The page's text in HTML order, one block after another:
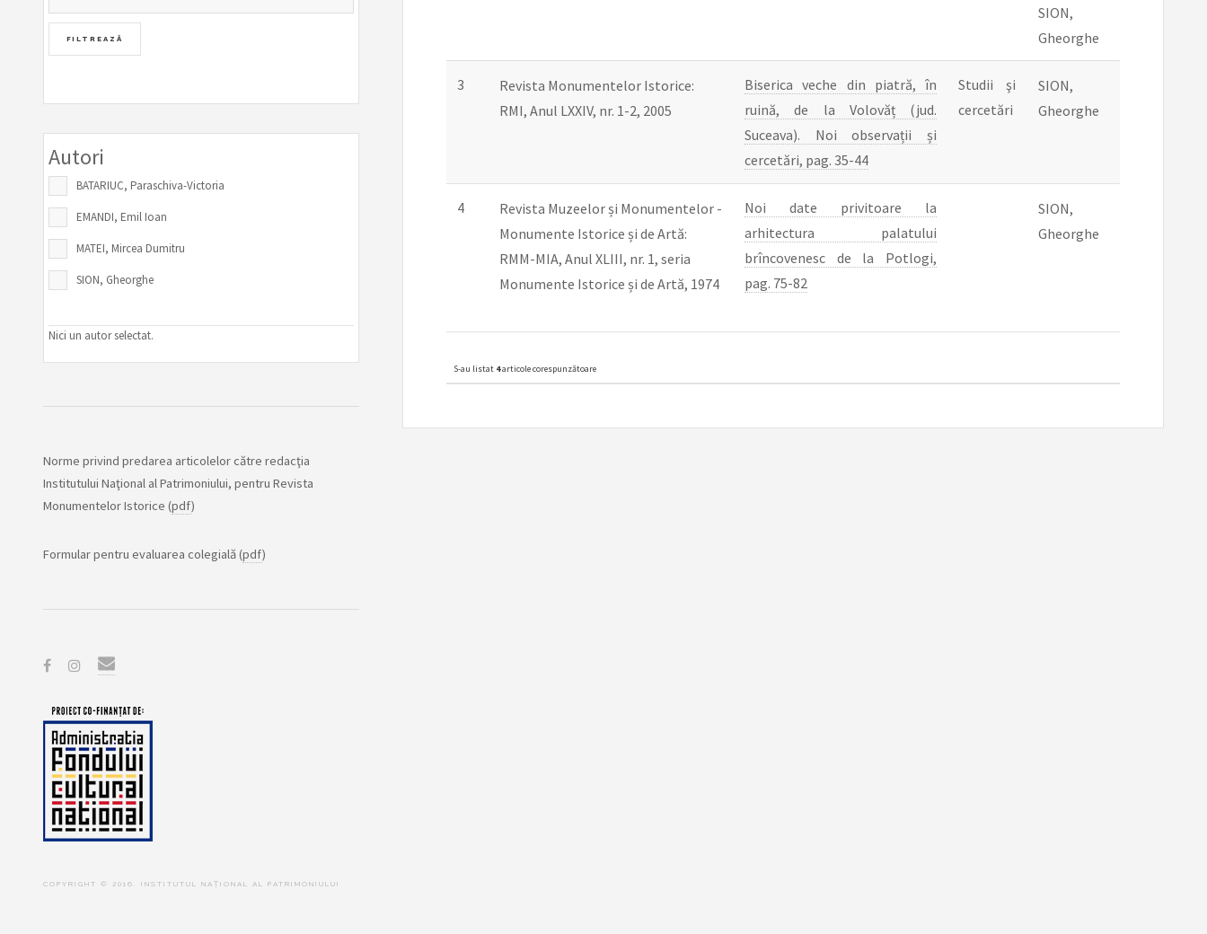
SION,
Gheorghe
3
Revista Monumentelor Istorice:
RMI, Anul LXXIV, nr. 1-2, 2005
Biserica veche din piatră, în
ruină, de la Volovăț (jud.
Suceava). Noi observații și
cercetări, pag. 35-44
Studii şi
cercetări
SION,
Gheorghe
4
Revista Muzeelor și Monumentelor -
Monumente Istorice și de Artă:
RMM-MIA, Anul XLIII, nr. 1, seria
Monumente Istorice și de Artă, 1974
Noi date privitoare la
arhitectura palatului
brîncovenesc de la Potlogi,
pag. 75-82
SION,
Gheorghe
S-au listat 4articole corespunzătoare
Autori
BATARIUC, Paraschiva-Victoria
EMANDI, Emil Ioan
MATEI, Mircea Dumitru
SION, Gheorghe
Nici un autor selectat.
Norme privind predarea articolelor către redacţia
Institutului Naţional al Patrimoniului, pentru Revista
Monumentelor Istorice (pdf)
Formular pentru evaluarea colegială (pdf)
COPYRIGHT © 2016. INSTITUTUL NAȚIONAL AL PATRIMONIULUI